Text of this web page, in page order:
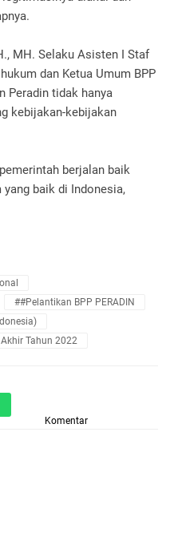
MH. Selaku Asisten I Staf
dan Ketua Umum BPP
Peradin tidak hanya
kebijakan-kebijakan
berjalan baik
baik di Indonesia,
##pelantikan BPP PERADIN
Tahun 2022
Komentar